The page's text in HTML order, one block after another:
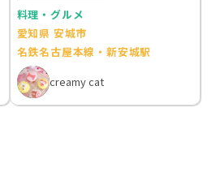
料理・グルメ
愛知県 安城市
名鉄名古屋本線・新安城駅
creamy cat